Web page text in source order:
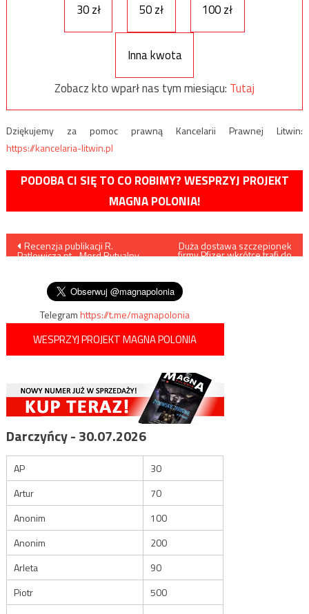
30 zł
50 zł 100 zł
Inna kwota
Zobacz kto wparł nas tym miesiącu: Tutaj
Dziękujemy za pomoc prawną Kancelarii Prawnej Litwin:
https://kancelaria-litwin.pl
PODOBA CI SIĘ TO CO ROBIMY? WESPRZYJ PROJEKT
MAGNA POLONIA!
Nawigacja
Recenzja publikacji R.
Patlewicza pt. „Mord Rytualny
Duża dostawa szczepionek
firmy Pfizer wkrótce trafi do
Telegramhttps://t.me/magnapolonia
WESPRZYJ PROJEKT MAGNA POLONIA
Darczyńcy - 30.07.2026
AP
30
Artur
70
Anonim
100
Anonim
200
Arleta
90
Piotr
500